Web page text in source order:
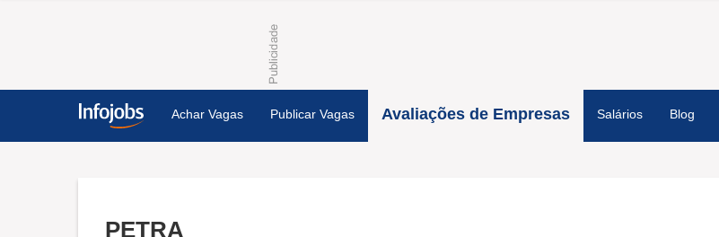
Achar Vagas Publicar Vagas Avaliações de Empresas Salários Blog
PETRA